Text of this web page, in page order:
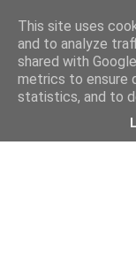
This site uses
and to analyze
shared with
metrics to ensure
statistics, and to